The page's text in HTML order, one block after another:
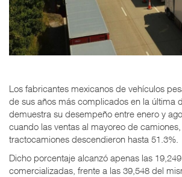
Los fabricantes mexicanos de vehículos
de sus años más complicados en la última
demuestra su desempeño entre enero y
cuando las ventas al mayoreo de
tractocamiones descendieron hasta 51.3%.
Dicho porcentaje alcanzó apenas las
comercializadas, frente a las 39,548 del